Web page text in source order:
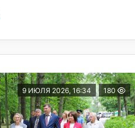
9 ИЮЛЯ 2026, 16:34 180